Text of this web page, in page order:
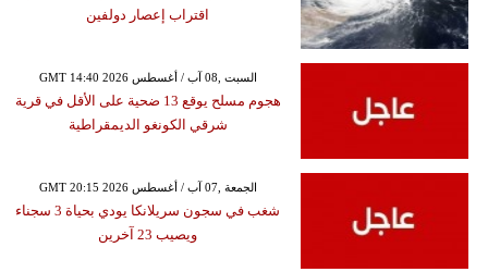
اقتراب إعصار دولفين
GMT 14:40 2026 السبت ,08 آب / أغسطس
هجوم مسلح يوقع 13 ضحية على الأقل في قرية
شرقي الكونغو الديمقراطية
GMT 20:15 2026 الجمعة ,07 آب / أغسطس
شغب في سجون سريلانكا يودي بحياة 3 سجناء
ويصيب 23 آخرين